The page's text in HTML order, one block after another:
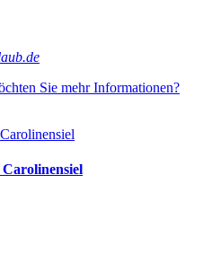
Sie mehr Informationen?